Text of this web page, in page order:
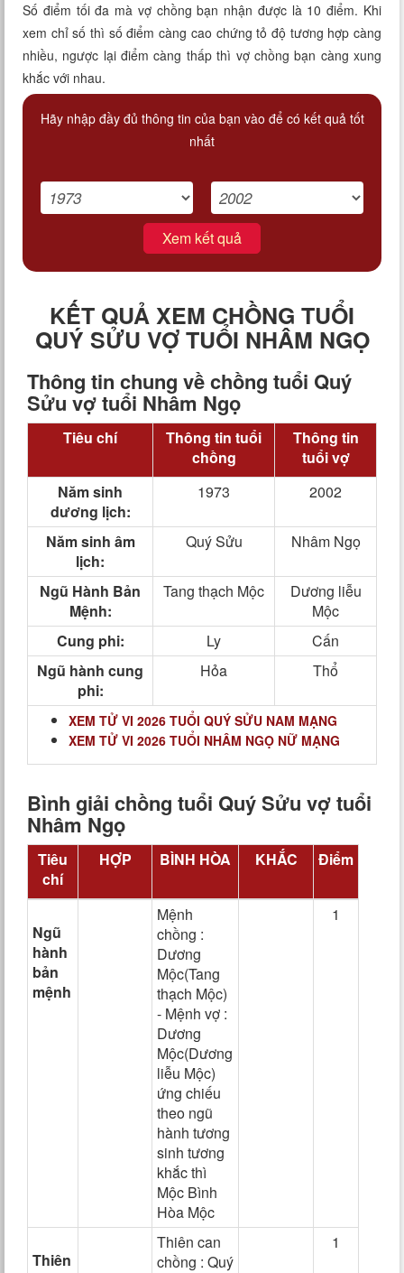
Số điểm tối đa mà vợ chồng bạn nhận được là 10 điểm. Khi
xem chỉ số thì số điểm càng cao chứng tỏ độ tương hợp càng
nhiều, ngược lại điểm càng thấp thì vợ chồng bạn càng xung
khắc với nhau.
Hãy nhập đầy đủ thông tin của bạn vào để có kết quả tốt
nhất
Xem kết quả
KẾT QUẢ XEM CHỒNG TUỔI
QUÝ SỬU VỢ TUỔI NHÂM NGỌ
Thông tin chung về chồng tuổi Quý
Sửu vợ tuổi Nhâm Ngọ
Tiêu chí
Thông tin tuổi
chồng
Thông tin
tuổi vợ
Năm sinh
dương lịch:
1973 2002
Năm sinh âm
lịch:
Quý Sửu Nhâm Ngọ
Ngũ Hành Bản
Mệnh:
Tang thạch Mộc
Dương liễu
Mộc
Cung phi:
Ly
Cấn
Ngũ hành cung
phi:
Hỏa Thổ
XEM TỬ VI 2026 TUỔI QUÝ SỬU NAM MẠNG
XEM TỬ VI 2026 TUỔI NHÂM NGỌ NỮ MẠNG
Bình giải chồng tuổi Quý Sửu vợ tuổi
Nhâm Ngọ
Tiêu
chí
HỢP BÌNH HÒA KHẮC Điểm
Ngũ
hành
bản
mệnh
Mệnh
chồng :
Dương
Mộc(Tang
thạch Mộc)
- Mệnh vợ :
Dương
Mộc(Dương
liễu Mộc)
ứng chiếu
theo ngũ
hành tương
sinh tương
khắc thì
Mộc Bình
Hòa Mộc
1
Thiên
Thiên can
chồng : Quý
1